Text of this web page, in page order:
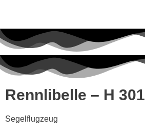
Rennlibelle – H 301
Segelflugzeug